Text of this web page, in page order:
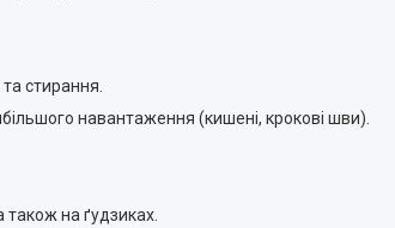
стирання.
навантаження (кишені, крокові шви).
на ґудзиках.